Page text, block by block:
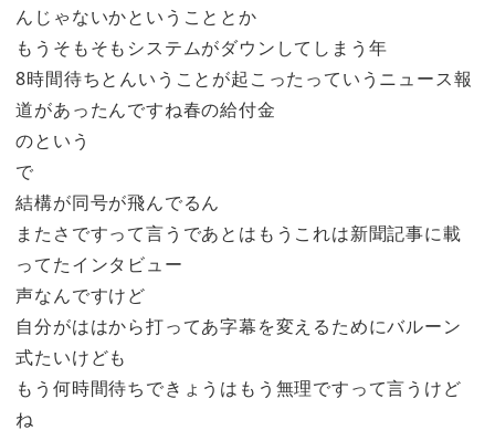
んじゃないかということとか
もうそもそもシステムがダウンしてしまう年
8時間待ちとんいうことが起こったっていうニュース報
道があったんですね春の給付金
のという
で
結構が同号が飛んでるん
またさですって言うであとはもうこれは新聞記事に載
ってたインタビュー
声なんですけど
自分がははから打ってあ字幕を変えるためにバルーン
式たいけども
もう何時間待ちできょうはもう無理ですって言うけど
ね